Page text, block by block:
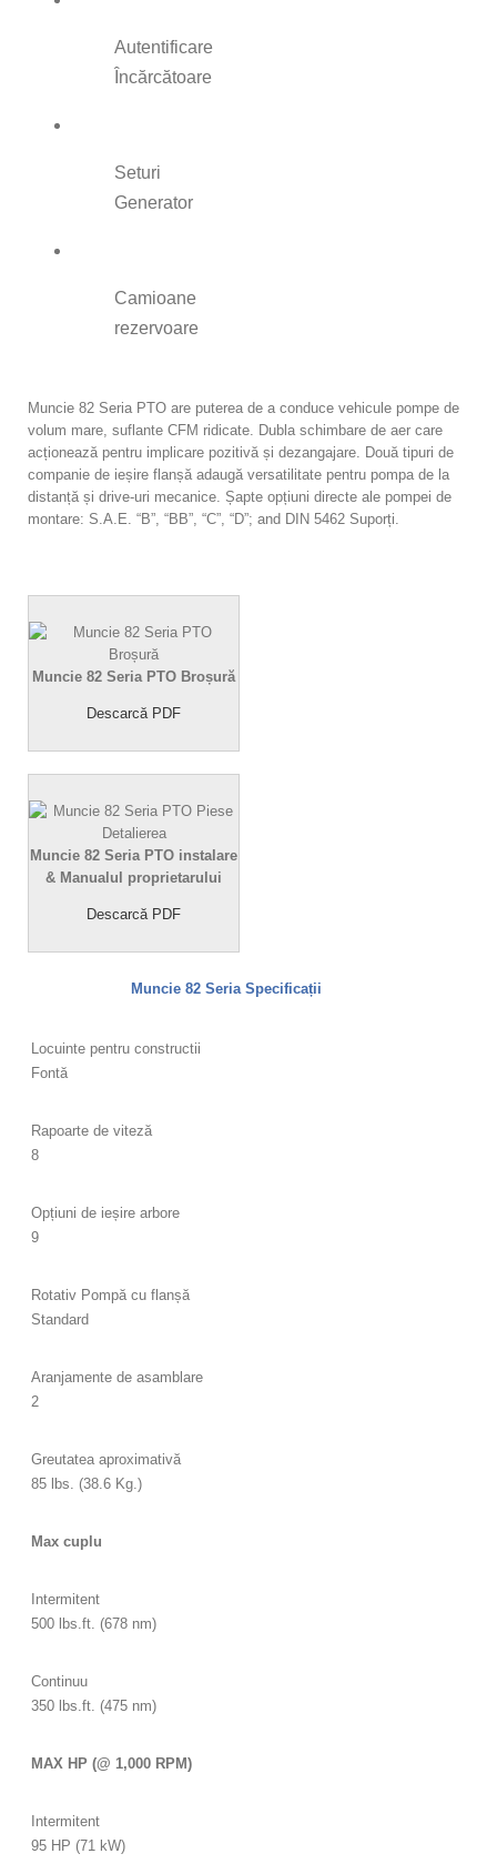
Autentificare
Încărcătoare
Seturi
Generator
Camioane
rezervoare
Muncie 82 Seria PTO are puterea de a conduce vehicule pompe de
volum mare, suflante CFM ridicate. Dubla schimbare de aer care
acționează pentru implicare pozitivă și dezangajare. Două tipuri de
companie de ieșire flanșă adaugă versatilitate pentru pompa de la
distanță și drive-uri mecanice. Șapte opțiuni directe ale pompei de
montare: S.A.E. “B”, “BB”, “C”, “D”; and DIN 5462 Suporți.
Muncie 82 Seria PTO Broșură
Descarcă PDF
Muncie 82 Seria PTO instalare
& Manualul proprietarului
Descarcă PDF
Muncie 82 Seria Specificații
Locuinte pentru constructii
Fontă
Rapoarte de viteză
8
Opțiuni de ieșire arbore
9
Rotativ Pompă cu flanșă
Standard
Aranjamente de asamblare
2
Greutatea aproximativă
85 lbs. (38.6 Kg.)
Max cuplu
Intermitent
500 lbs.ft. (678 nm)
Continuu
350 lbs.ft. (475 nm)
MAX HP (@ 1,000 RPM)
Intermitent
95 HP (71 kW)